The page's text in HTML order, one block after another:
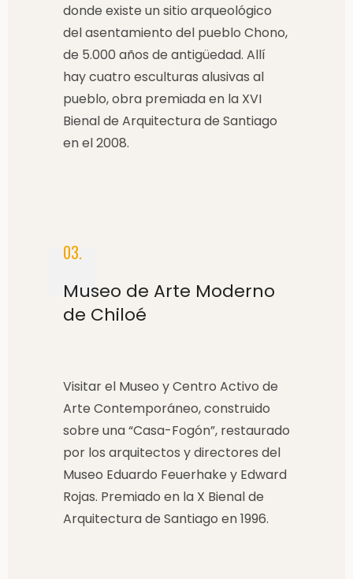
donde existe un sitio arqueológico
del asentamiento del pueblo Chono,
de 5.000 años de antigüedad. Allí
hay cuatro esculturas alusivas al
pueblo, obra premiada en la XVI
Bienal de Arquitectura de Santiago
en el 2008.
03.
Museo de Arte Moderno
de Chiloé
Visitar el Museo y Centro Activo de
Arte Contemporáneo, construido
sobre una “Casa-Fogón”, restaurado
por los arquitectos y directores del
Museo Eduardo Feuerhake y Edward
Rojas. Premiado en la X Bienal de
Arquitectura de Santiago en 1996.